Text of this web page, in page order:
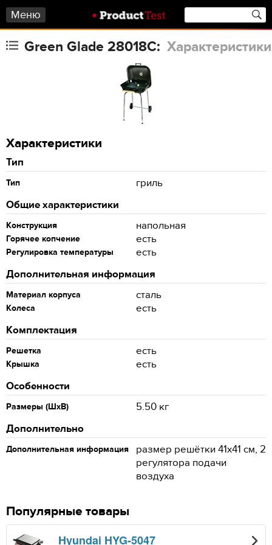
Меню
Green Glade 28018C: Характеристики
Характеристики
Тип
Тип
гриль
Общие характеристики
Конструкция напольная
Горячее копчение есть
Регулировка температуры
есть
Дополнительная информация
Материал корпуса сталь
Колеса
есть
Комплектация
Решетка есть
Крышка
есть
Особенности
Размеры (ШхВ)
5.50 кг
Дополнительно
Дополнительная информация
размер решётки 41х41 см, 2
регулятора подачи
воздуха
Популярные товары
Hyundai HYG-5047